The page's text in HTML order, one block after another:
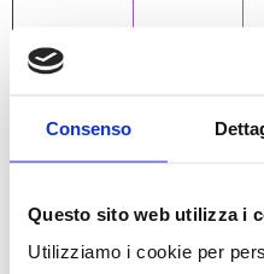
Consenso
Questo sito web utilizza i
Utilizziamo i cookie per
Nome
ROLLOUT_T
__Secure-
YouTube